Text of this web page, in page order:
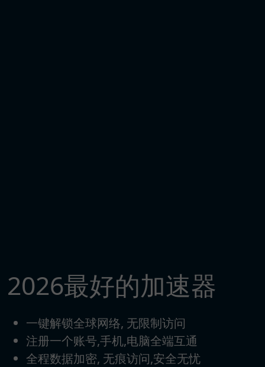
2026最好的加速器
一键解锁全球网络, 无限制访问
注册一个账号,手机,电脑全端互通
全程数据加密, 无痕访问,安全无忧